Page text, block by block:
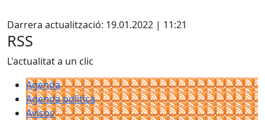
Darrera actualització: 19.01.2022 | 11:21
RSS
L'actualitat a un clic
Agenda
Agenda política
Avisos